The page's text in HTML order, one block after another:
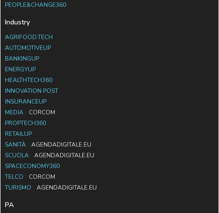
PEOPLE&CHANGE360
Industry
AGRIFOOD.TECH
AUTOMOTIVEUP
BANKINGUP
ENERGYUP
HEALTHTECH360
INNOVATION POST
INSURANCEUP
MEDIA
CORCOM
PROPTECH360
RETAILUP
SANITÀ
AGENDADIGITALE.EU
SCUOLA
AGENDADIGITALE.EU
SPACECONOMY360
TELCO
CORCOM
TURISMO
AGENDADIGITALE.EU
PA